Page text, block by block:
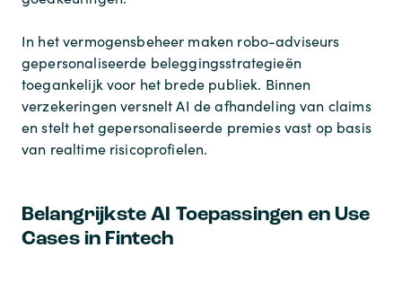
In het vermogensbeheer maken robo-adviseurs
gepersonaliseerde beleggingsstrategieën
toegankelijk voor het brede publiek. Binnen
verzekeringen versnelt AI de afhandeling van claims
en stelt het gepersonaliseerde premies vast op basis
van realtime risicoprofielen.
Belangrijkste AI Toepassingen en Use
Cases in Fintech